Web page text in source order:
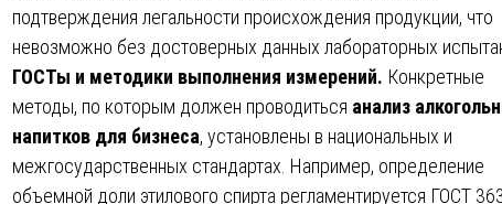
подтверждения легальности происхождения продукции, что
невозможно без достоверных данных лабораторных
ГОСТы и методики выполнения измерений. Конкретные
методы, по которым должен проводиться анализ
напитков для бизнеса, установлены в национальных и
межгосударственных стандартах. Например, определение
объемной доли этилового спирта регламентируется ГОСТ